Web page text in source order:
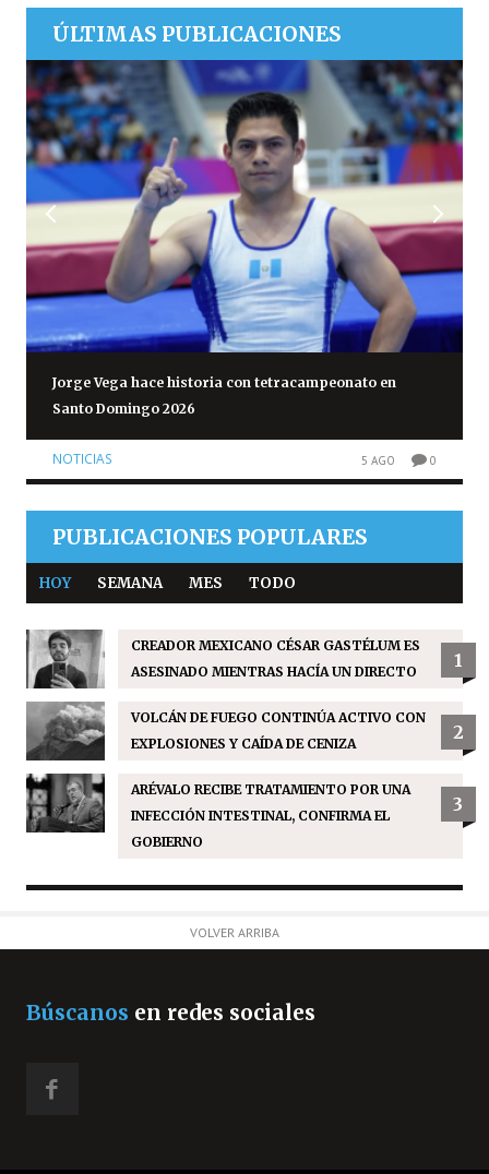
ÚLTIMAS PUBLICACIONES
Jorge Vega hace historia con tetracampeonato en
Santo Domingo 2026
NOTICIAS 5 AGO 0
PUBLICACIONES POPULARES
HOY SEMANA MES TODO
CREADOR MEXICANO CÉSAR GASTÉLUM ES
ASESINADO MIENTRAS HACÍA UN DIRECTO
1
VOLCÁN DE FUEGO CONTINÚA ACTIVO CON
EXPLOSIONES Y CAÍDA DE CENIZA
2
ARÉVALO RECIBE TRATAMIENTO POR UNA
INFECCIÓN INTESTINAL, CONFIRMA EL
GOBIERNO
3
VOLVER ARRIBA
Búscanos en redes sociales